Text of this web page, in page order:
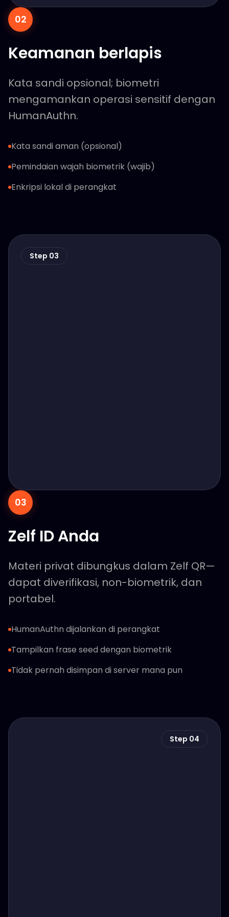
02
Keamanan berlapis
Kata sandi opsional; biometri
mengamankan operasi sensitif dengan
HumanAuthn.
Kata sandi aman (opsional)
Pemindaian wajah biometrik (wajib)
Enkripsi lokal di perangkat
Step 03
03
Zelf ID Anda
Materi privat dibungkus dalam Zelf QR—
dapat diverifikasi, non-biometrik, dan
portabel.
HumanAuthn dijalankan di perangkat
Tampilkan frase seed dengan biometrik
Tidak pernah disimpan di server mana pun
Step 04